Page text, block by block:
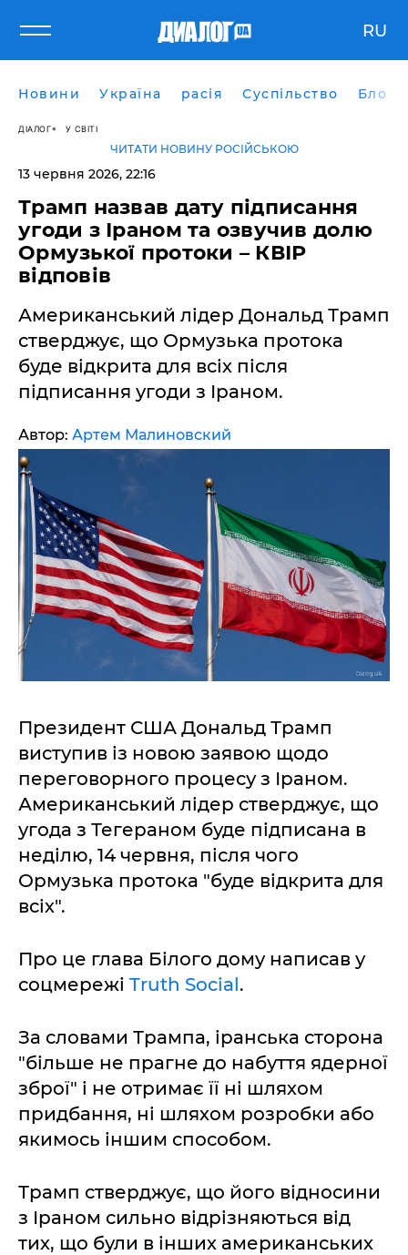
RU
Новини Україна расія Суспільство Блоги
ДІАЛОГ У СВІТІ
ЧИТАТИ НОВИНУ РОСІЙСЬКОЮ
13 червня 2026, 22:16
​Трамп назвав дату підписання
угоди з Іраном та озвучив долю
Ормузької протоки – КВІР
відповів
Американський лідер Дональд Трамп
стверджує, що Ормузька протока
буде відкрита для всіх після
підписання угоди з Іраном.
Автор: Артем Малиновский
Президент США Дональд Трамп
виступив із новою заявою щодо
переговорного процесу з Іраном.
Американський лідер стверджує, що
угода з Тегераном буде підписана в
неділю, 14 червня, після чого
Ормузька протока "буде відкрита для
всіх".
Про це глава Білого дому написав у
соцмережі Truth Social.
За словами Трампа, іранська сторона
"більше не прагне до набуття ядерної
зброї" і не отримає її ні шляхом
придбання, ні шляхом розробки або
якимось іншим способом.
Трамп стверджує, що його відносини
з Іраном сильно відрізняються від
тих, що були в інших американських